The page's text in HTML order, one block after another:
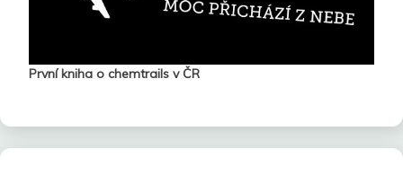
První kniha o chemtrails v ČR